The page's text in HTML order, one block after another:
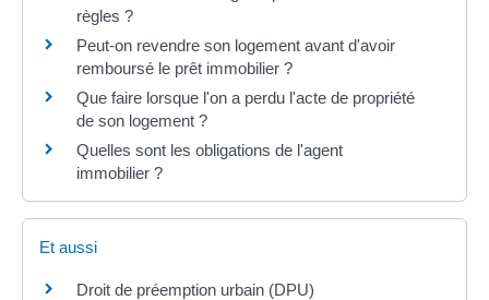
règles ?
Peut-on revendre son logement avant d'avoir
remboursé le prêt immobilier ?
Que faire lorsque l'on a perdu l'acte de propriété
de son logement ?
Quelles sont les obligations de l'agent
immobilier ?
Et aussi
Droit de préemption urbain (DPU)